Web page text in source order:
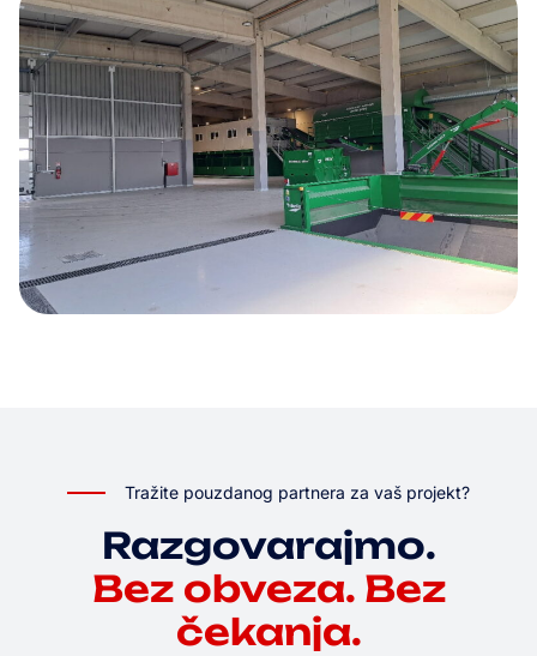
Tražite pouzdanog partnera za vaš projekt?
Razgovarajmo.
Bez obveza. Bez
čekanja.